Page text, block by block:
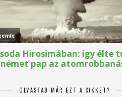
OLVASTAD MÁR EZT A CIKKET?